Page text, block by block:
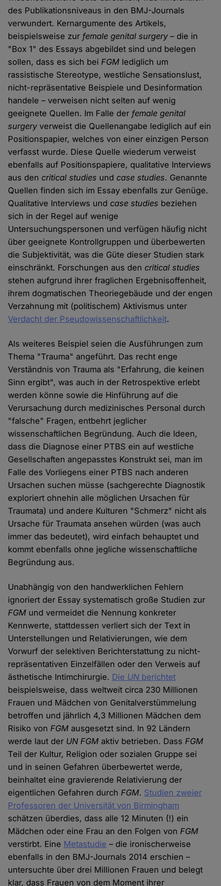
des Publikationsniveaus in den BMJ-Journals
verwundert. Kernargumente des Artikels,
beispielsweise zur female genital surgery– die in
"Box 1" des Essays abgebildet sind und belegen
sollen, dass es sich beiFGM lediglich um
rassistische Stereotype, westliche Sensationslust,
nicht-repräsentative Beispiele und Desinformation
handele – verweisen nicht selten auf wenig
geeignete Quellen. Im Falle der female genital
surgeryverweist die Quellenangabe lediglich auf ein
Positionspapier, welches von einer einzigen Person
verfasst wurde. Diese Quelle wiederum verweist
ebenfalls auf Positionspapiere, qualitative Interviews
aus dencritical studies undcase studies. Genannte
Quellen finden sich im Essay ebenfalls zur Genüge.
Qualitative Interviews undcase studies beziehen
sich in der Regel auf wenige
Untersuchungspersonen und verfügen häufig nicht
über geeignete Kontrollgruppen und überbewerten
die Subjektivität, was die Güte dieser Studien stark
einschränkt. Forschungen aus dencritical studies
stehen aufgrund ihrer fraglichen Ergebnisoffenheit,
ihrem dogmatischen Theoriegebäude und der engen
Verzahnung mit (politischem) Aktivismus unter
Verdacht der Pseudowissenschaftlichkeit.
Als weiteres Beispiel seien die Ausführungen zum
Thema "Trauma" angeführt. Das recht enge
Verständnis von Trauma als "Erfahrung, die keinen
Sinn ergibt", was auch in der Retrospektive erlebt
werden könne sowie die Hinführung auf die
Verursachung durch medizinisches Personal durch
"falsche" Fragen, entbehrt jeglicher
wissenschaftlichen Begründung. Auch die Ideen,
dass die Diagnose einer PTBS ein auf westliche
Gesellschaften angepasstes Konstrukt sei, man im
Falle des Vorliegens einer PTBS nach anderen
Ursachen suchen müsse (sachgerechte Diagnostik
exploriert ohnehin alle möglichen Ursachen für
Traumata) und andere Kulturen "Schmerz" nicht als
Ursache für Traumata ansehen würden (was auch
immer das bedeutet), wird einfach behauptet und
kommt ebenfalls ohne jegliche wissenschaftliche
Begründung aus.
Unabhängig von den handwerklichen Fehlern
ignoriert der Essay systematisch große Studien zur
FGM und vermeidet die Nennung konkreter
Kennwerte, stattdessen verliert sich der Text in
Unterstellungen und Relativierungen, wie dem
Vorwurf der selektiven Berichterstattung zu nicht-
repräsentativen Einzelfällen oder den Verweis auf
ästhetische Intimchirurgie. Die UN berichtet
beispielsweise, dass weltweit circa 230 Millionen
Frauen und Mädchen von Genitalverstümmelung
betroffen und jährlich 4,3 Millionen Mädchen dem
Risiko vonFGM ausgesetzt sind. In 92 Ländern
werde laut der UN FGMaktiv betrieben. DassFGM
Teil der Kultur, Religion oder sozialen Gruppe sei
und in seinen Gefahren überbewertet werde,
beinhaltet eine gravierende Relativierung der
eigentlichen Gefahren durchFGM. Studien zweier
Professoren der Universität von Birmingham
schätzen überdies, dass alle 12 Minuten (!) ein
Mädchen oder eine Frau an den Folgen vonFGM
verstirbt. Eine Metastudie – die ironischerweise
ebenfalls in den BMJ-Journals 2014 erschien –
untersuchte über drei Millionen Frauen und belegt
klar, dass Frauen von dem Moment ihrer